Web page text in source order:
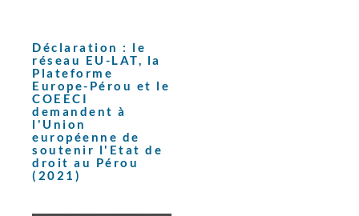
Déclaration : le
réseau EU-LAT, la
Plateforme
Europe-Pérou et le
COEECI
demandent à
l'Union
européenne de
soutenir l'Etat de
droit au Pérou
(2021)